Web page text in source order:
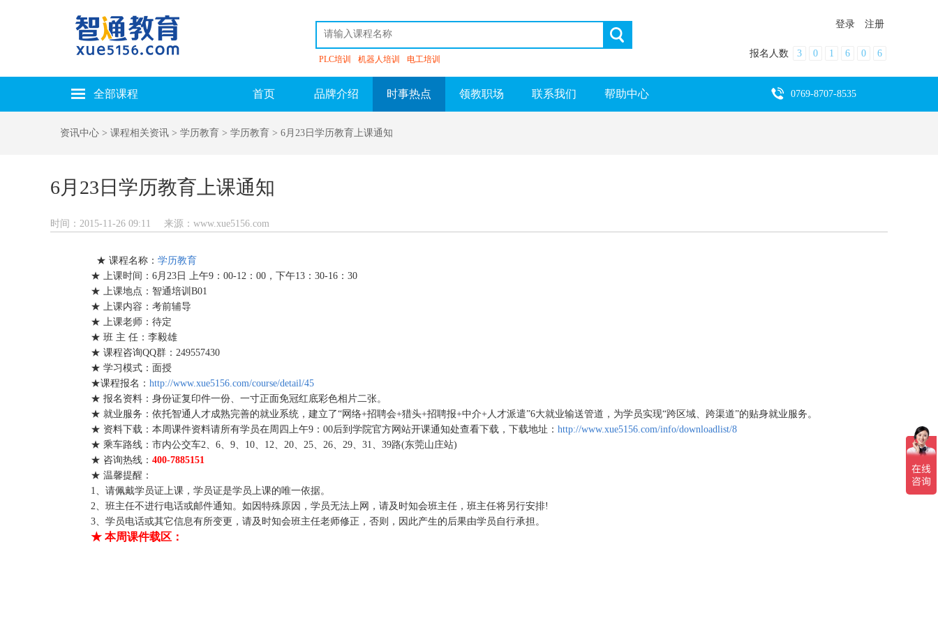
PLC培训 机器人培训 电工培训
登录 注册
报名人数 3 0 1 6 0 6
首页 品牌介绍 时事热点 领教职场 联系我们 帮助中心 0769-8707-8535
全部课程
资讯中心 > 课程相关资讯 > 学历教育 > 学历教育 > 6月23日学历教育上课通知
6月23日学历教育上课通知
时间：2015-11-26 09:11 来源：www.xue5156.com
★ 课程名称： 学历教育
★ 上课时间：6月23日 上午9：00-12：00，下午13：30-16：30
★ 上课地点：智通培训B01
★ 上课内容：考前辅导
★ 上课老师：待定
★ 班 主 任：李毅雄
★ 课程咨询QQ群：249557430
★ 学习模式：面授
★课程报名： http://www.xue5156.com/course/detail/45
★ 报名资料：身份证复印件一份、一寸正面免冠红底彩色相片二张。
★ 就业服务：依托智通人才成熟完善的就业系统，建立了“网络+招聘会+猎头+招聘报+中介+人才派遣”6大就业输送管道，为学员实现“跨区域、跨渠道”的贴身就业服务。
★ 资料下载：本周课件资料请所有学员在周四上午9：00后到学院官方网站开课通知处查看下载，下载地址： http://www.xue5156.com/info/downloadlist/8
★ 乘车路线：市内公交车2、6、9、10、12、20、25、26、29、31、39路(东莞山庄站)
★ 咨询热线： 400-7885151
★ 温馨提醒：
1、请佩戴学员证上课，学员证是学员上课的唯一依据。
2、班主任不进行电话或邮件通知。如因特殊原因，学员无法上网，请及时知会班主任，班主任将另行安排!
3、学员电话或其它信息有所变更，请及时知会班主任老师修正，否则，因此产生的后果由学员自行承担。
★ 本周课件载区：